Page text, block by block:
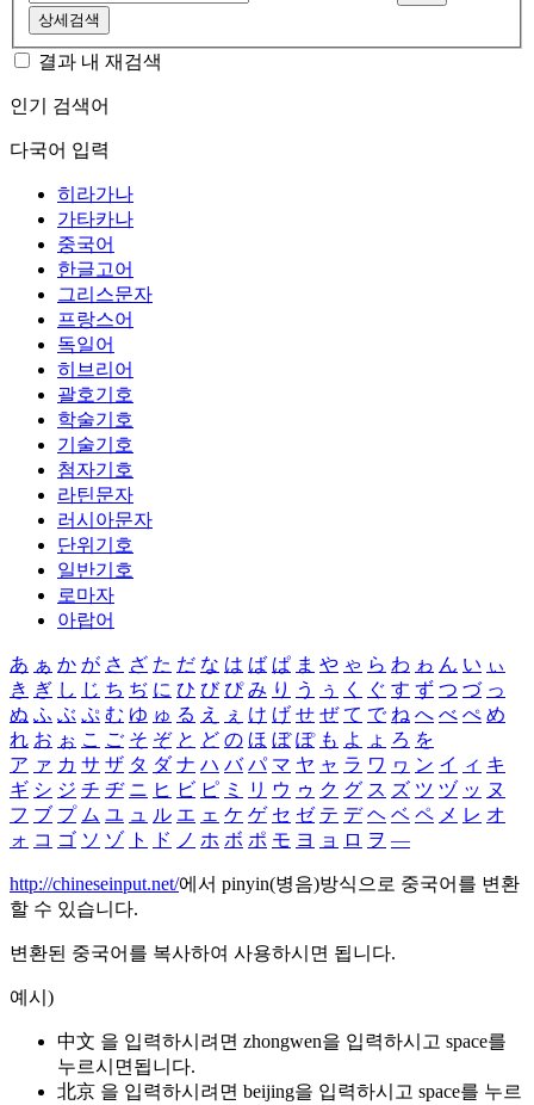
상세검색
결과 내 재검색
인기 검색어
다국어 입력
히라가나
가타카나
중국어
한글고어
그리스문자
프랑스어
독일어
히브리어
괄호기호
학술기호
기술기호
첨자기호
라틴문자
러시아문자
단위기호
일반기호
로마자
아랍어
あ ぁ か が さ ざ た だ な は ば ぱ ま や ゃ ら わ ゎ ん い ぃ
き ぎ し じ ち ぢ に ひ び ぴ み り う ぅ く ぐ す ず つ づ っ
ぬ ふ ぶ ぷ む ゆ ゅ る え ぇ け げ せ ぜ て で ね へ べ ぺ め
れ お ぉ こ ご そ ぞ と ど の ほ ぼ ぽ も よ ょ ろ を
ア ァ カ サ ザ タ ダ ナ ハ バ パ マ ヤ ャ ラ ワ ヮ ン イ ィ キ
ギ シ ジ チ ヂ ニ ヒ ビ ピ ミ リ ウ ゥ ク グ ス ズ ツ ヅ ッ ヌ
フ ブ プ ム ユ ュ ル エ ェ ケ ゲ セ ゼ テ デ ヘ ベ ペ メ レ オ
ォ コ ゴ ソ ゾ ト ド ノ ホ ボ ポ モ ヨ ョ ロ ヲ ―
http://chineseinput.net/에서 pinyin(병음)방식으로 중국어를 변환
할 수 있습니다.
변환된 중국어를 복사하여 사용하시면 됩니다.
예시)
中文 을 입력하시려면 zhongwen을 입력하시고 space를
누르시면됩니다.
北京 을 입력하시려면 beijing을 입력하시고 space를 누르